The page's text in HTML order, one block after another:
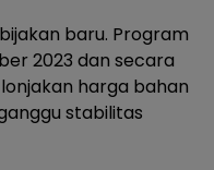
baru. Program
2023 dan secara
harga bahan
stabilitas